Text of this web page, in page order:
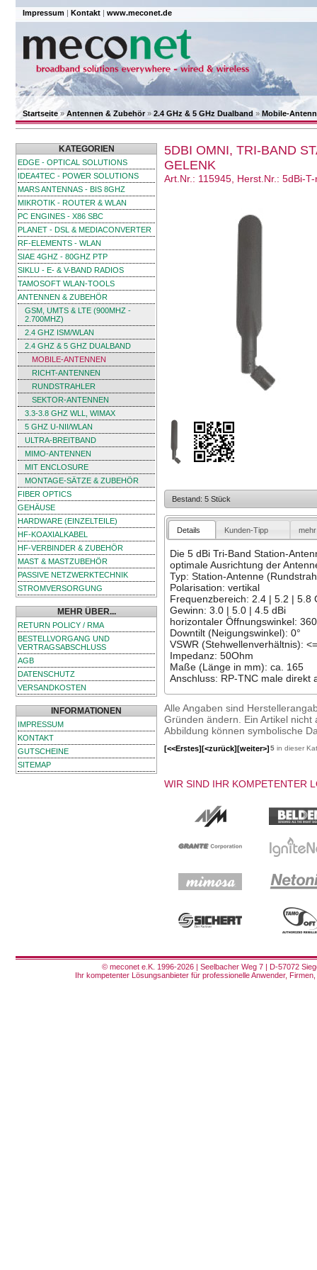
Impressum | Kontakt | www.meconet.de
Startseite»Antennen & Zubehör » 2.4 GHz & 5 GHz Dualband» Mobile-
KATEGORIEN
EDGE - OPTICAL SOLUTIONS
IDEA4TEC - POWER SOLUTIONS
MARS ANTENNAS - BIS 8GHZ
MIKROTIK - ROUTER & WLAN
PC ENGINES - X86 SBC
PLANET - DSL & MEDIACONVERTER
RF-ELEMENTS - WLAN
SIAE 4GHZ - 80GHZ PTP
SIKLU - E- & V-BAND RADIOS
TAMOSOFT WLAN-TOOLS
ANTENNEN & ZUBEHÖR
GSM, UMTS & LTE (900MHZ -
2.700MHZ)
2.4 GHZ ISM/WLAN
2.4 GHZ & 5 GHZ DUALBAND
MOBILE-ANTENNEN
RICHT-ANTENNEN
RUNDSTRAHLER
SEKTOR-ANTENNEN
3.3-3.8 GHZ WLL, WIMAX
5 GHZ U-NII/WLAN
ULTRA-BREITBAND
MIMO-ANTENNEN
MIT ENCLOSURE
MONTAGE-SÄTZE & ZUBEHÖR
FIBER OPTICS
GEHÄUSE
HARDWARE (EINZELTEILE)
HF-KOAXIALKABEL
HF-VERBINDER & ZUBEHÖR
MAST & MASTZUBEHÖR
PASSIVE NETZWERKTECHNIK
STROMVERSORGUNG
MEHR ÜBER...
RETURN POLICY / RMA
BESTELLVORGANG UND
VERTRAGSABSCHLUSS
AGB
DATENSCHUTZ
VERSANDKOSTEN
INFORMATIONEN
IMPRESSUM
KONTAKT
GUTSCHEINE
SITEMAP
5DBI OMNI, TRI-BAND
GELENK
Art.Nr.: 115945, Herst.Nr.: 5dBi-
Bestand: 5 Stück
Details Kunden-Tipp
Die 5 dBi Tri-Band Station-
optimale Ausrichtung der
Typ: Station-Antenne
Polarisation: vertikal
Frequenzbereich: 2.4 | 5.2 | 5.8
Gewinn: 3.0 | 5.0 | 4.5 dBi
horizontaler Öffnungswinkel:
Downtilt (Neigungswinkel): 0°
VSWR (Stehwellenverhältnis):
Impedanz: 50Ohm
Maße (Länge in mm): ca. 165
Anschluss: RP-TNC male direkt
Alle Angaben sind
Gründen ändern. Ein Artikel
Abbildung können symbolische
[<<Erstes][<zurück][weiter>]5 in dieser
WIR SIND IHR KOMPETENTER
© meconet e.K. 1996-2026 | Seelbacher Weg 7 | D-57072
Ihr kompetenter Lösungsanbieter für professionelle Anwender,